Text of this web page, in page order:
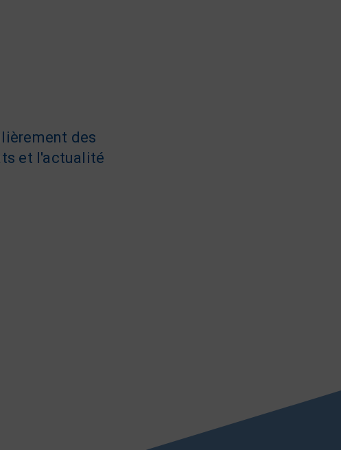
des
et l'actualité